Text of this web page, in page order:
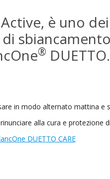
è uno
® DUETTO.
in modo alternato mattina e
alla cura e protezione
DUETTO CARE